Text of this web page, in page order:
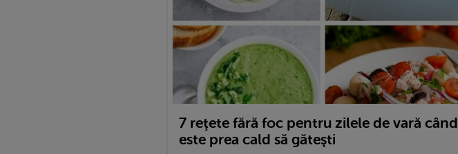
7 reţete fără foc pentru zilele de vară când
este prea cald să găteşti